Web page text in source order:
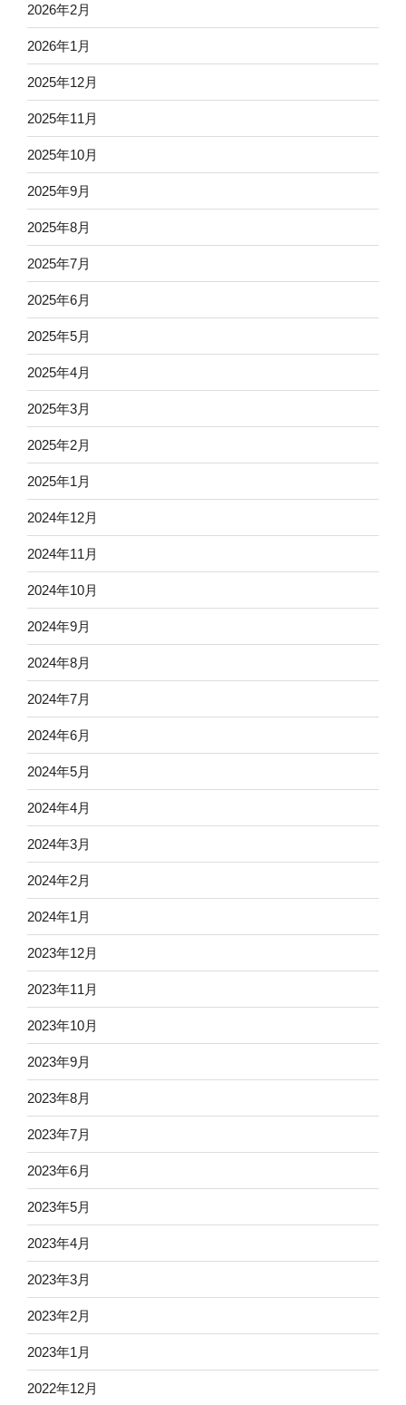
2026年2月
2026年1月
2025年12月
2025年11月
2025年10月
2025年9月
2025年8月
2025年7月
2025年6月
2025年5月
2025年4月
2025年3月
2025年2月
2025年1月
2024年12月
2024年11月
2024年10月
2024年9月
2024年8月
2024年7月
2024年6月
2024年5月
2024年4月
2024年3月
2024年2月
2024年1月
2023年12月
2023年11月
2023年10月
2023年9月
2023年8月
2023年7月
2023年6月
2023年5月
2023年4月
2023年3月
2023年2月
2023年1月
2022年12月